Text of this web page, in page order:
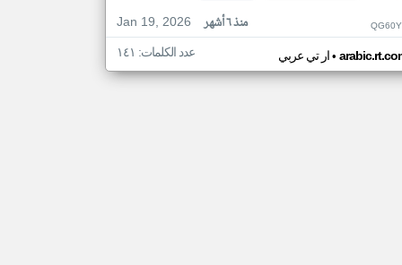
Jan 19, 2026
منذ ٦ أشهر
ار تي عربي• عدد الكلمات: ١٤١